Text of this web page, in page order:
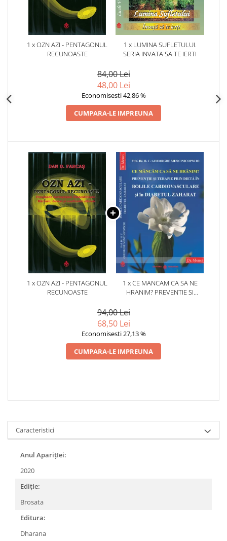
1 x OZN AZI - PENTAGONUL
RECUNOASTE
1 x LUMINA SUFLETULUI.
SERIA INVATA SA TE IERTI
84,00 Lei
48,00 Lei
Economisesti 42,86 %
CUMPARA-LE IMPREUNA
1 x OZN AZI - PENTAGONUL
RECUNOASTE
1 x CE MANCAM CA SA NE
HRANIM? PREVENTIE SI
CARDIOVASCULARE SI IN
94,00 Lei
68,50 Lei
Economisesti 27,13 %
CUMPARA-LE IMPREUNA
Caracteristici
Anul AparițIei:
2020
EdițIe:
Brosata
Editura:
Dharana